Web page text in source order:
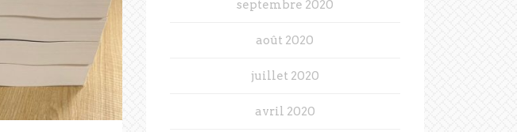
septembre 2020
août 2020
juillet 2020
avril 2020